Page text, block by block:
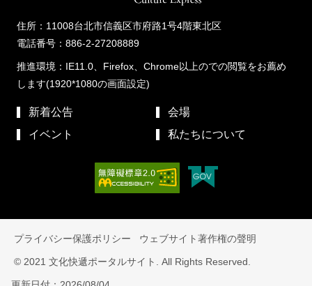
住所：11008台北市信義区市府路1号4階東北区
電話番号：886-2-27208889
推進環境：IE11.0、Firefox、Chrome以上のでの閲覧をお薦め
します(1920*1080の画面設定)
新着公告
会場
イベント
私たちについて
プライバシー保護ポリシー ウェブサイト著作権の聲明
© 2021 文化快遞ポータルサイト. All Rights Reserved.